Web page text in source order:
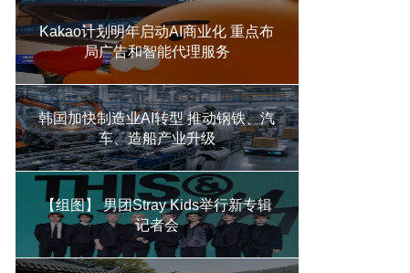
Kakao计划明年启动AI商业化 重点布
局广告和智能代理服务
韩国加快制造业AI转型 推动钢铁、汽
车、造船产业升级
【组图】 男团Stray Kids举行新专辑
记者会